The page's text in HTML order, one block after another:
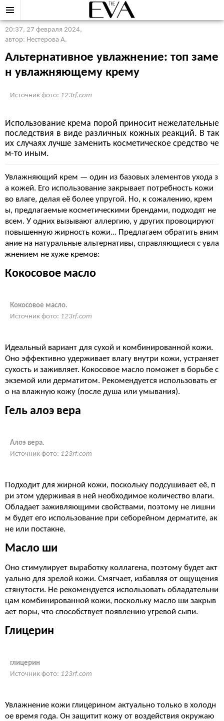
20:37, 27 февраля 2024,
автор: Нестерова А.
Альтернативное увлажнение: топ заме
н увлажняющему крему
Источник фото: 123rf.com
Использование крема порой приносит нежелательные
последствия в виде различных кожных реакций. В так
их случаях лучше заменить косметическое средство че
м-то иным.
Увлажняющий крем — один из базовых элементов ухода з
а кожей. Его использование закрывает потребность кожи
во влаге, делая её более упругой. Но, к сожалению, крем
ы, предлагаемые косметическими брендами, подходят не
всем. У одних вызывают аллергию, у других провоцируют
повышенную жирность кожи... Предлагаем обратить вним
ание на натуральные альтернативы, справляющиеся с увла
жнением не хуже кремов:
Кокосовое масло
Кокосовое масло.
Источник фото: 123rf.com
Идеальный вариант для сухой и комбинированной кожи.
Оно эффективно удерживает влагу внутри кожи, устраняет
сухость и заживляет. Кокосовое масло поможет в борьбе с
экземой или дерматитом. Рекомендуется использовать ег
о на влажную кожу (после душа или умывания).
Гель алоэ вера
Алоэ вера.
Источник фото: 123rf.com
Подходит для жирной кожи, поскольку подсушивает её, п
ри этом удерживая в ней необходимое количество влаги.
Обладает заживляющими свойствами, поэтому не лишни
м будет его использование при себорейном дерматите, ак
не или постакне.
Масло ши
Оно стимулирует выработку коллагена, поэтому будет акт
уально для зрелой кожи. Смягчает, избавляя от ощущения
стянутости. Не рекомендуется использовать обладательни
цам комбинированной кожи, поскольку масло ши закрыв
ает поры, что способствует появлению угревой сыпи.
Глицерин
глицерин
Источник фото: 123rf.com
Увлажнение кожи глицерином актуально только в холодн
ое время года. Он защитит кожу от воздействия окружаю